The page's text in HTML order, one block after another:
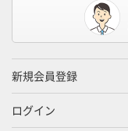
新規会員登録
ログイン